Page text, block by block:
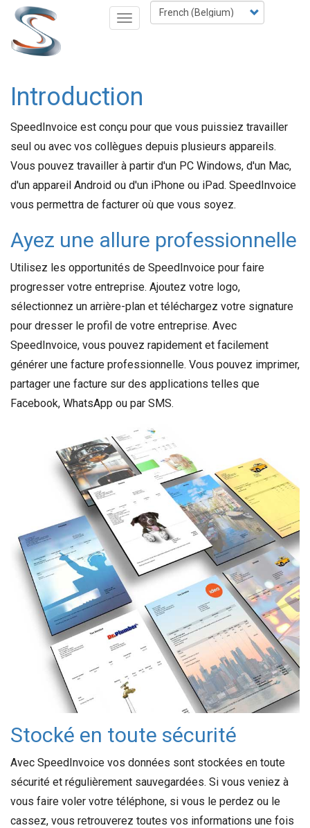
Skip
main
content
Select
your
Toggle
Introduction
SpeedInvoice est conçu pour que vous puissiez travailler
seul ou avec vos collègues depuis plusieurs appareils.
Vous pouvez travailler à partir d'un PC Windows, d'un Mac,
d'un appareil Android ou d'un iPhone ou iPad. SpeedInvoice
vous permettra de facturer où que vous soyez.
Ayez une allure professionnelle
Utilisez les opportunités de SpeedInvoice pour faire
progresser votre entreprise. Ajoutez votre logo,
sélectionnez un arrière-plan et téléchargez votre signature
pour dresser le profil de votre entreprise. Avec
SpeedInvoice, vous pouvez rapidement et facilement
générer une facture professionnelle. Vous pouvez imprimer,
partager une facture sur des applications telles que
Facebook, WhatsApp ou par SMS.
Stocké en toute sécurité
Avec SpeedInvoice vos données sont stockées en toute
sécurité et régulièrement sauvegardées. Si vous veniez à
vous faire voler votre téléphone, si vous le perdez ou le
cassez, vous retrouverez toutes vos informations une fois